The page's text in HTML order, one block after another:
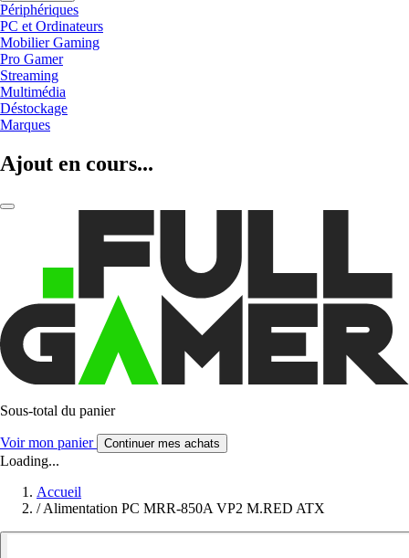
Périphériques
PC et Ordinateurs
Mobilier Gaming
Pro Gamer
Streaming
Multimédia
Déstockage
Marques
Ajout en cours...
Sous-total du panier
Voir mon panier Continuer mes achats
Loading...
Accueil
/ Alimentation PC MRR-850A VP2 M.RED ATX